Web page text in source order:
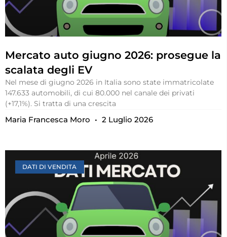
Mercato auto giugno 2026: prosegue la
scalata degli EV
Nel mese di giugno 2026 in Italia sono state immatricolate
147.633 automobili, di cui 80.000 nel canale dei privati
(+17,1%). Si tratta di una crescita
Maria Francesca Moro 2 Luglio 2026
DATI DI VENDITA